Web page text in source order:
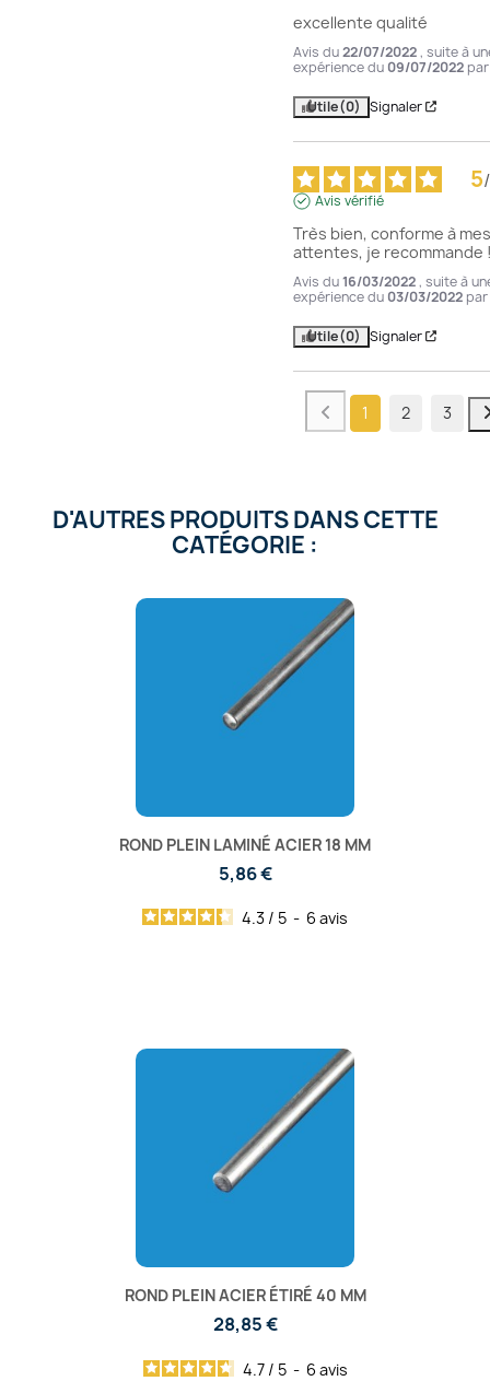
excellente qualité
Avis du22/07/2022, suite à
expérience du 09/07/2022
Utile(0) Signaler
5/
Avis vérifié
Très bien, conforme à mes
attentes, je recommande
Avis du16/03/2022, suite à
expérience du 03/03/2022 par
Utile(0) Signaler
1 2 3
D'AUTRES PRODUITS DANS CETTE
CATÉGORIE :
ROND PLEIN LAMINÉ ACIER 18 MM
5,86 €
4.3 / 5 - 6 avis
ROND PLEIN ACIER ÉTIRÉ 40 MM
28,85 €
4.7 / 5 - 6 avis